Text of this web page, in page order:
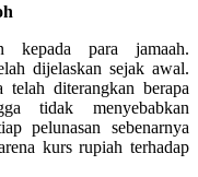
kepada para jamaah.
dijelaskan sejak awal.
diterangkan berapa
tidak menyebabkan
pelunasan sebenarnya
kurs rupiah terhadap